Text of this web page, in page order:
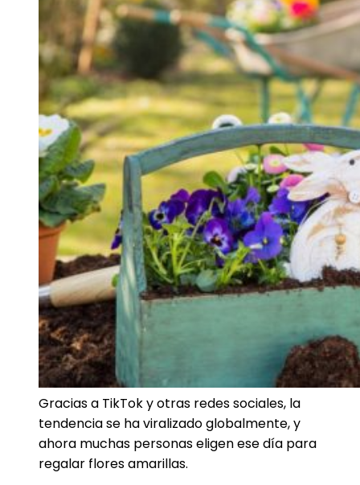
Gracias a TikTok y otras redes sociales, la
tendencia se ha viralizado globalmente, y
ahora muchas personas eligen ese día para
regalar flores amarillas.